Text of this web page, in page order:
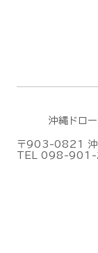
DJIが
沖縄ドロ
〒903-0821 沖
TEL 098-